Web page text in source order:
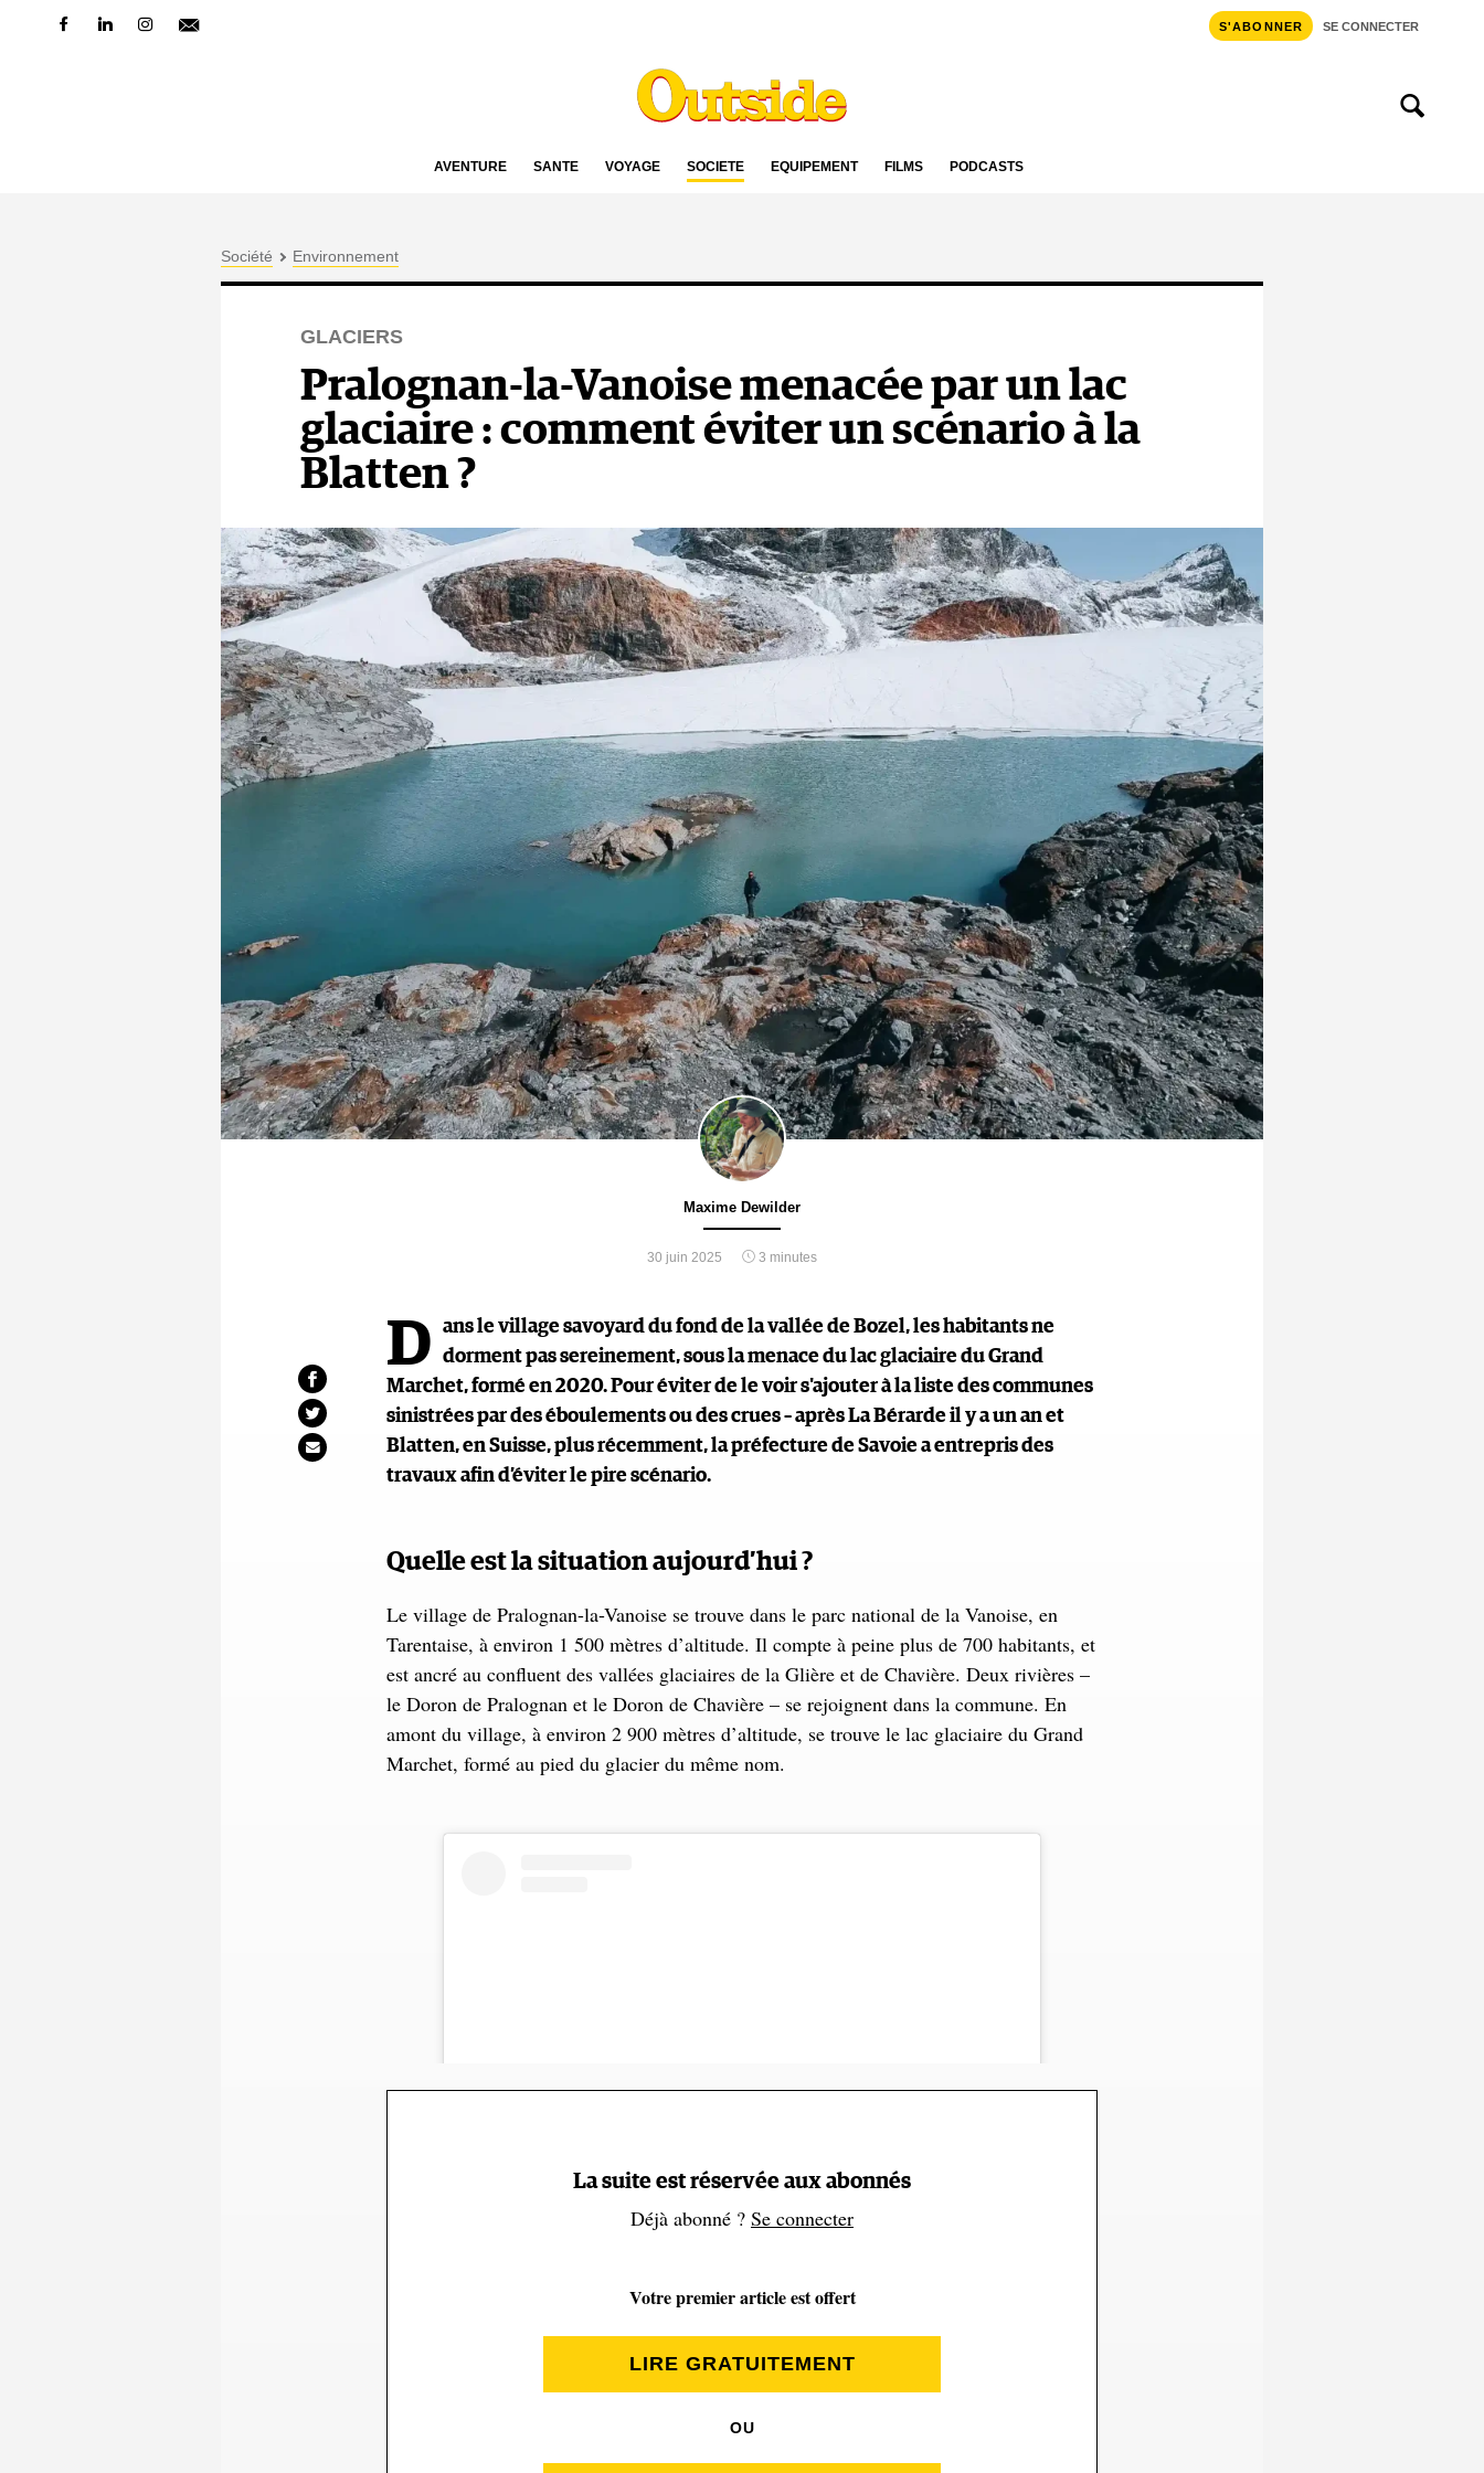
S'ABONNER SE CONNECTER
AVENTURE SANTÉ VOYAGE SOCIÉTÉ ÉQUIPEMENT FILMS PODCASTS
Société Environnement
GLACIERS
Pralognan-la-Vanoise menacée par un lac
glaciaire : comment éviter un scénario à la
Blatten ?
Maxime Dewilder
30 juin 2025 3 minutes
D
ans le village savoyard du fond de la vallée de Bozel, les habitants ne
dorment pas sereinement, sous la menace du lac glaciaire du Grand
Marchet, formé en 2020. Pour éviter de le voir s'ajouter à la liste des communes
sinistrées par des éboulements ou des crues – après La Bérarde il y a un an et
Blatten, en Suisse, plus récemment, la préfecture de Savoie a entrepris des
travaux afin d’éviter le pire scénario.
Quelle est la situation aujourd’hui ?
Le village de Pralognan-la-Vanoise se trouve dans le parc national de la Vanoise, en
Tarentaise, à environ 1 500 mètres d’altitude. Il compte à peine plus de 700 habitants, et
est ancré au confluent des vallées glaciaires de la Glière et de Chavière. Deux rivières –
le Doron de Pralognan et le Doron de Chavière – se rejoignent dans la commune. En
amont du village, à environ 2 900 mètres d’altitude, se trouve le lac glaciaire du Grand
Marchet, formé au pied du glacier du même nom.
La suite est réservée aux abonnés
Déjà abonné ? Se connecter
Votre premier article est offert
LIRE GRATUITEMENT
OU